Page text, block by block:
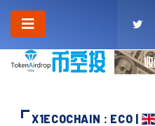
X1ECOCHAIN : ECO |